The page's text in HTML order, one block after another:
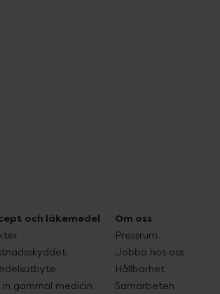
och läkemedel
in gammal medicin
Om oss
Pressrum
Jobba hos oss
Hållbarhet
Samarbeten